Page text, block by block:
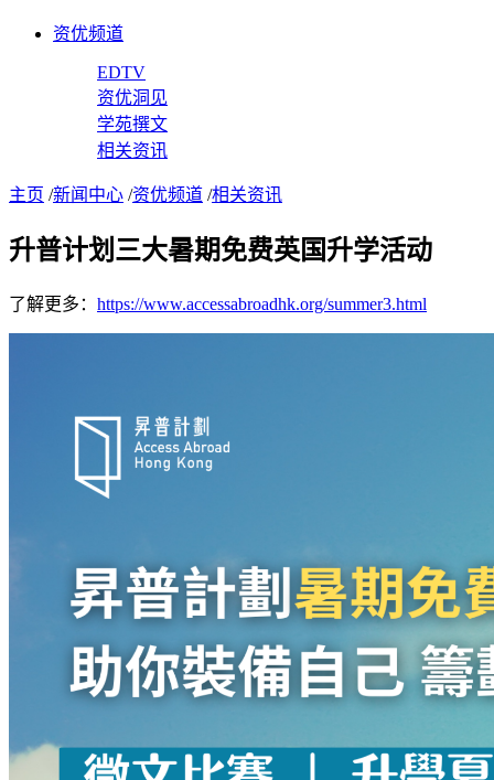
资优频道
EDTV
资优洞见
学苑撰文
相关资讯
主页 /新闻中心 /资优频道 /相关资讯
升普计划三大暑期免费英国升学活动
了解更多： https://www.accessabroadhk.org/summer3.html